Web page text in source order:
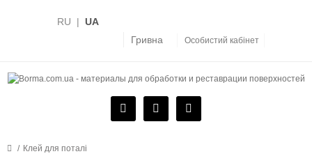
RU | UA
Гривна
Особистий кабінет
Клей для поталі